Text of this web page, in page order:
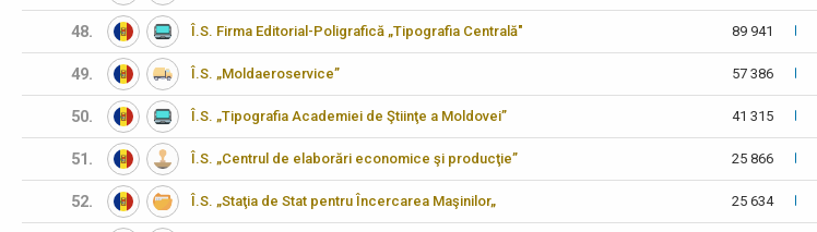
48. Î.S. Firma Editorial-Poligrafică „Tipografia Centrală" 89 941
49. Î.S. „Moldaeroservice” 57 386
50. Î.S. „Tipografia Academiei de Ştiinţe a Moldovei” 41 315
51. Î.S. „Centrul de elaborări economice şi producţie” 25 866
52. Î.S. „Staţia de Stat pentru Încercarea Maşinilor„ 25 634